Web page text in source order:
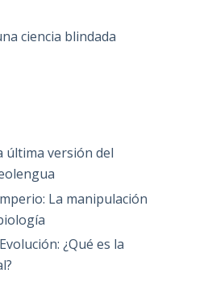
ciencia blindada
última versión del
La manipulación
¿Qué es la